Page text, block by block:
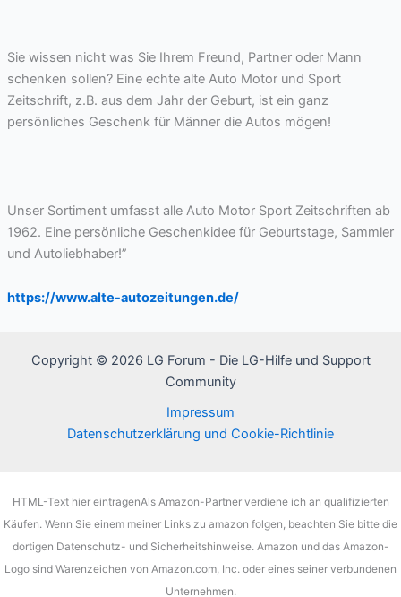
Sie wissen nicht was Sie Ihrem Freund, Partner oder Mann
schenken sollen? Eine echte alte Auto Motor und Sport
Zeitschrift, z.B. aus dem Jahr der Geburt, ist ein ganz
persönliches Geschenk für Männer die Autos mögen!
Unser Sortiment umfasst alle Auto Motor Sport Zeitschriften ab
1962. Eine persönliche Geschenkidee für Geburtstage, Sammler
und Autoliebhaber!”
https://www.alte-autozeitungen.de/
Copyright © 2026 LG Forum - Die LG-Hilfe und Support
Community
Impressum
Datenschutzerklärung und Cookie-Richtlinie
HTML-Text hier eintragenAls Amazon-Partner verdiene ich an qualifizierten
Käufen. Wenn Sie einem meiner Links zu amazon folgen, beachten Sie bitte die
dortigen Datenschutz- und Sicherheitshinweise. Amazon und das Amazon-
Logo sind Warenzeichen von Amazon.com, Inc. oder eines seiner verbundenen
Unternehmen.